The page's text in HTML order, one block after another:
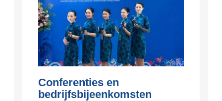
Conferenties en
bedrijfsbijeenkomsten